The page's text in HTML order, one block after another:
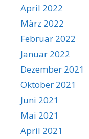
April 2022
März 2022
Februar 2022
Januar 2022
Dezember 2021
Oktober 2021
Juni 2021
Mai 2021
April 2021